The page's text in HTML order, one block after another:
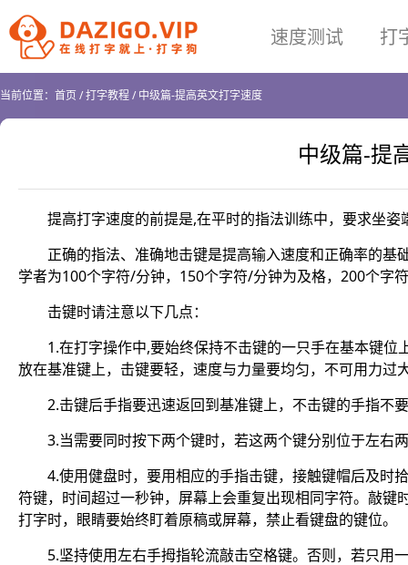
速度测试 打
当前位置： 首页/打字教程/中级篇-提高英文打字速度
中级篇-提
提高打字速度的前提是,在平时的指法训练中，要求坐
正确的指法、准确地击键是提高输入速度和正确率的
学者为100个字符/分钟，150个字符/分钟为及格，200个字
击键时请注意以下几点：
1.在打字操作中,要始终保持不击键的一只手在基本键
放在基准键上，击键要轻，速度与力量要均匀，不可用力过
2.击键后手指要迅速返回到基准键上，不击键的手指不
3.当需要同时按下两个键时，若这两个键分别位于左右
4.使用健盘时，要用相应的手指击键，接触键帽后及时
符键，时间超过一秒钟，屏幕上会重复出现相同字符。敲
打字时，眼睛要始终盯着原稿或屏幕，禁止看键盘的键位。
5.坚持使用左右手拇指轮流敲击空格键。否则，若只用